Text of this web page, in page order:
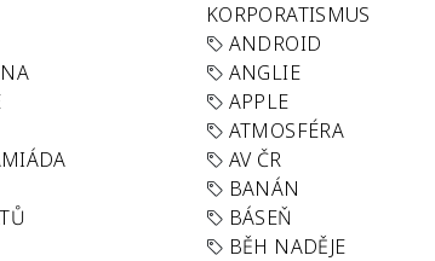
KORPORATISMUS
ANDROID
ANGLIE
APPLE
ATMOSFÉRA
AV ČR
BANÁN
BÁSEŇ
BĚH NADĚJE